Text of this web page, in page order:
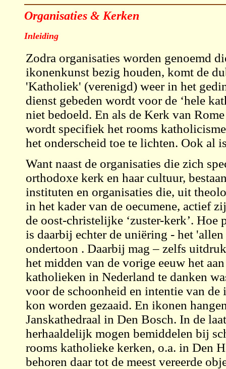
Organisaties & Kerken
Inleiding
Zodra organisaties worden genoemd
ikonenkunst bezig houden, komt de
'Katholiek' (verenigd) weer in het
dienst gebeden wordt voor de ‘hele
niet bedoeld. En als de Kerk van
wordt specifiek het rooms
het onderscheid toe te lichten. Ook al
Want naast de organisaties die zich
orthodoxe kerk en haar cultuur,
instituten en organisaties die, uit
in het kader van de oecumene, actief
de oost-christelijke ‘zuster-kerk’.
is daarbij echter de uniëring - het
ondertoon . Daarbij mag – zelfs
het midden van de vorige eeuw het
katholieken in Nederland te danken
voor de schoonheid en intentie van
kon worden gezaaid. En ikonen
Janskathedraal in Den Bosch. In de
herhaaldelijk mogen bemiddelen bij
rooms katholieke kerken, o.a. in Den
behoren daar tot de meest vereerde